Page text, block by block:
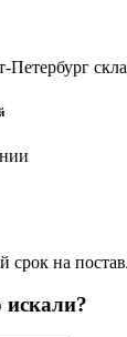
Петербург
срок на